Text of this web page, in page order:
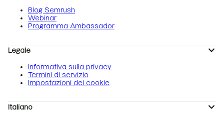
Blog Semrush
Webinar
Programma Ambassador
Legale
Informativa sulla privacy
Termini di servizio
Impostazioni dei cookie
Italiano